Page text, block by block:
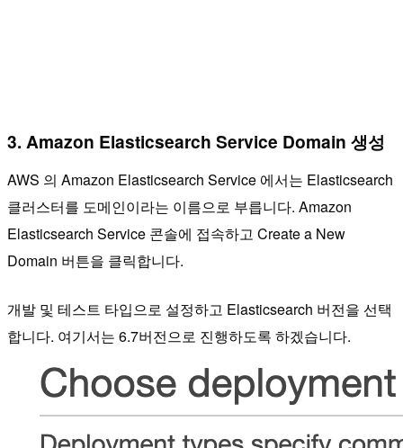
3. Amazon Elasticsearch Service Domain 생성
AWS 의 Amazon Elasticsearch Service 에서는 Elasticsearch
클러스터를 도메인이라는 이름으로 부릅니다. Amazon
Elasticsearch Service 콘솔에 접속하고 Create a New
Domain 버튼을 클릭합니다.
개발 및 테스트 타입으로 설정하고 Elasticsearch 버전을 선택
합니다. 여기서는 6.7버전으로 진행하도록 하겠습니다.